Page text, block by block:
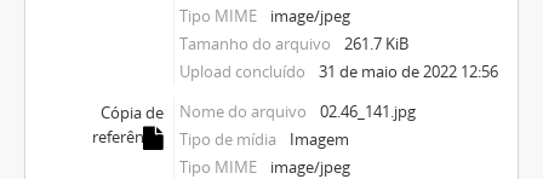
Tipo MIME
image/jpeg
Tamanho do arquivo
261.7 KiB
Upload concluído
31 de maio de 2022 12:56
Cópia de
referência
Nome do arquivo
02.46_141.jpg
Tipo de mídia
Imagem
Tipo MIME
image/jpeg